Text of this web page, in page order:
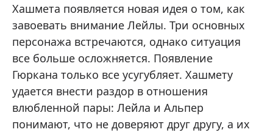
Хашмета появляется новая идея о том, как
завоевать внимание Лейлы. Три основных
персонажа встречаются, однако ситуация
все больше осложняется. Появление
Гюркана только все усугубляет. Хашмету
удается внести раздор в отношения
влюбленной пары: Лейла и Альпер
понимают, что не доверяют друг другу, а их